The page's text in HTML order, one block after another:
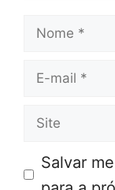
Nome
E-
Site
Salvar